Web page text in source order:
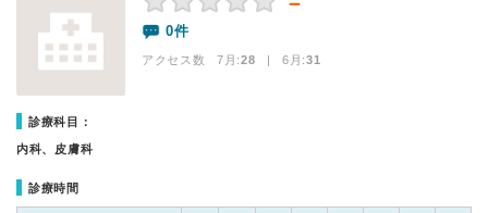
0件
アクセス数 7月:28 | 6月:31
診療科目：
内科、皮膚科
診療時間